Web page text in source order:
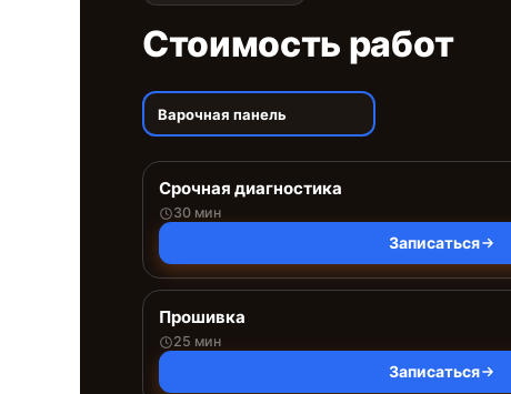
Стоимость работ
Варочная панель
Срочная диагностика
30 мин
Записаться
Прошивка
25 мин
Записаться